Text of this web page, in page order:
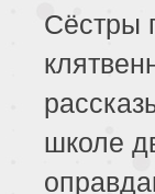
Сёстры
школе